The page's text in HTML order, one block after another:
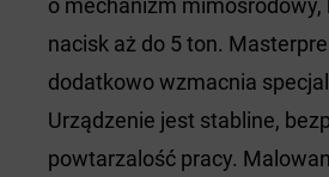
o mechanizm
nacisk aż do 5 ton.
dodatkowo wzmacnia
Urządzenie jest stabline,
powtarzalość pracy.